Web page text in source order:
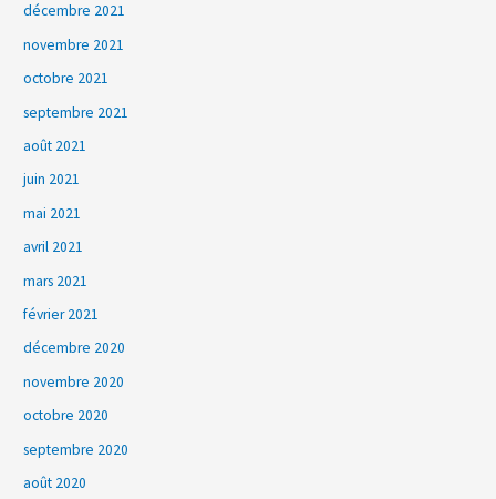
décembre 2021
novembre 2021
octobre 2021
septembre 2021
août 2021
juin 2021
mai 2021
avril 2021
mars 2021
février 2021
décembre 2020
novembre 2020
octobre 2020
septembre 2020
août 2020